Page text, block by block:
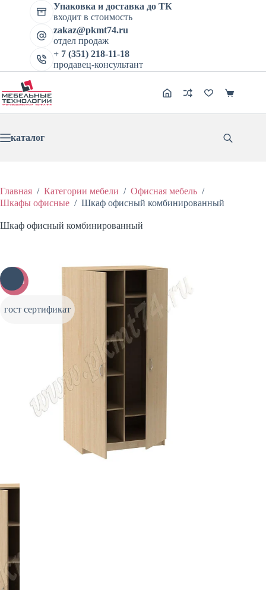
Шкаф офисный комбинированный
15699₽
Первоначальная
цена
составляла
15699 ₽.
12559₽
Текущая
цена:
12559 ₽.
можно
выбрать
товара.
Упаковка и доставка до ТК
входит в стоимость
zakaz@pkmt74.ru
отдел продаж
+ 7 (351) 218-11-18
продавец-консультант
Корзина
каталог
Главная / Категории мебели / Офисная мебель /
Шкафы офисные / Шкаф офисный комбинированный
Шкаф офисный комбинированный
-20%
гост сертификат